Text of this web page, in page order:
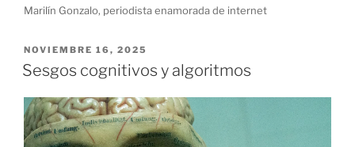
Marilín Gonzalo, periodista enamorada de internet
PUBLICADO
EL
NOVIEMBRE 16, 2025
Sesgos cognitivos y algoritmos